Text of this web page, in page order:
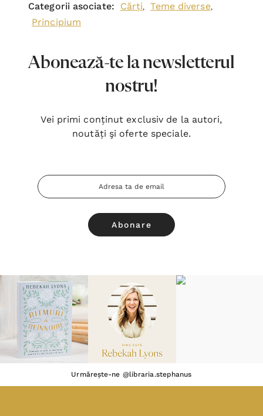
Categorii asociate: Cărți, Teme diverse,
Principium
Abonează-te la newsletterul
nostru!
Vei primi conținut exclusiv de la autori,
noutăți şi oferte speciale.
Adresa
Email
Urmărește-ne @libraria.stephanus